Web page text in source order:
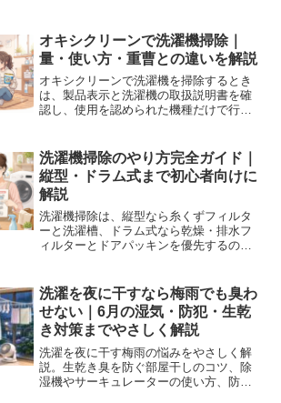
オキシクリーンで洗濯機掃除｜
量・使い方・重曹との違いを解説
オキシクリーンで洗濯機を掃除するとき
は、製品表示と洗濯機の取扱説明書を確
認し、使用を認められた機種だけで行う
算する前に、手元の製品・機種・指定コ
ースを必ず確認して...
洗濯機掃除のやり方完全ガイド｜
縦型・ドラム式まで初心者向けに
解説
洗濯機掃除は、縦型なら糸くずフィルタ
ーと洗濯槽、ドラム式なら乾燥・排水フ
ィルターとドアパッキンを優先するのが
ースは月1回程度を目安にし、洗濯槽は取
扱説明書が指定する頻度...
洗濯を夜に干すなら梅雨でも臭わ
せない｜6月の湿気・防犯・生乾
き対策までやさしく解説
洗濯を夜に干す梅雨の悩みをやさしく解
説。生乾き臭を防ぐ部屋干しのコツ、除
湿機やサーキュレーターの使い方、防